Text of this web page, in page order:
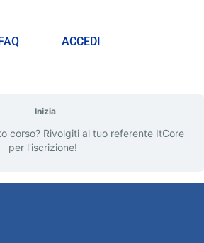
ACCEDI
Inizia
corso? Rivolgiti al tuo referente ItCore
per l'iscrizione!